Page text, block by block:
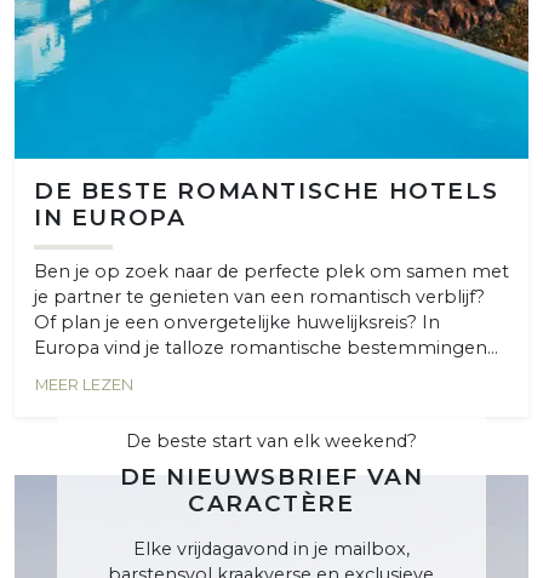
DE BESTE ROMANTISCHE HOTELS
IN EUROPA
Ben je op zoek naar de perfecte plek om samen met
je partner te genieten van een romantisch verblijf?
Of plan je een onvergetelijke huwelijksreis? In
Europa vind je talloze romantische bestemmingen...
MEER LEZEN
De beste start van elk weekend?
DE NIEUWSBRIEF VAN
CARACTÈRE
Elke vrijdagavond in je mailbox,